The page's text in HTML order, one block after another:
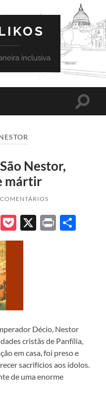
inclusiva
Toggle
Nestor,
mártir
Reddit
Pocket
X Print
Décio, Nestor
cristãs de Panfília,
em casa, foi preso e
sacrifícios aos ídolos.
de uma enorme